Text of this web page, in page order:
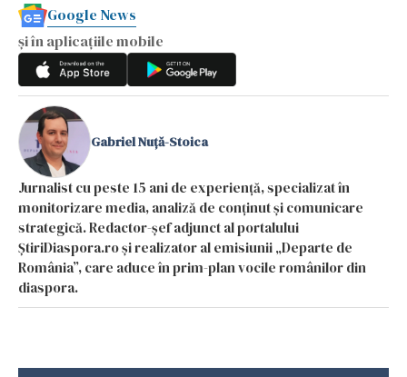
Google News
și în aplicațiile mobile
Gabriel Nuță-Stoica
Jurnalist cu peste 15 ani de experiență, specializat în
monitorizare media, analiză de conținut și comunicare
strategică. Redactor-șef adjunct al portalului
ȘtiriDiaspora.ro și realizator al emisiunii „Departe de
România”, care aduce în prim-plan vocile românilor din
diaspora.